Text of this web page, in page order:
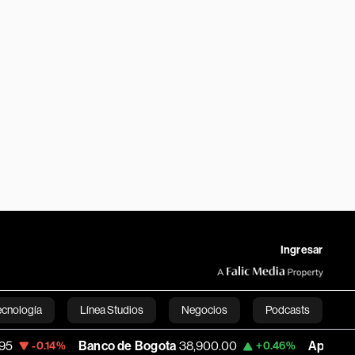
Ingresar
Línea Studios Negocios Podcasts
English
Banco de Bogota 38,900.00 +0.46% Apple 313.305